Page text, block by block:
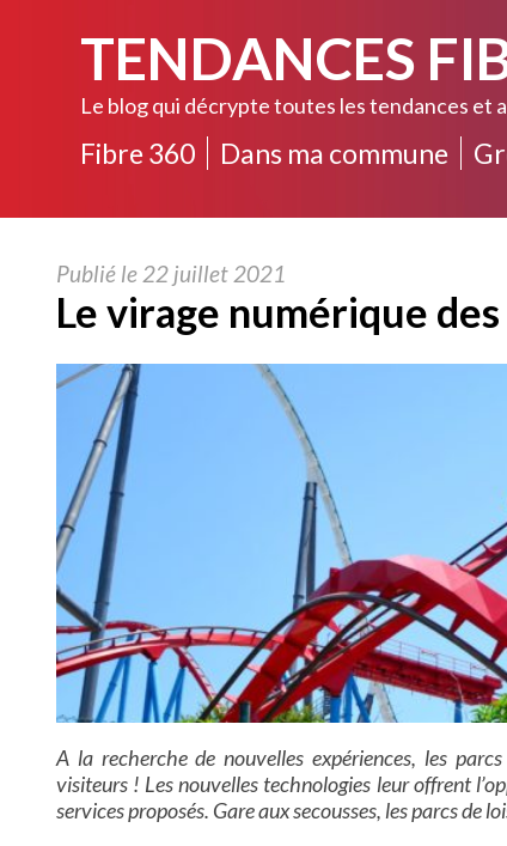
TENDANCES
Le blog qui décrypte toutes les tendances et
Fibre 360 Dans ma commune
Publié le 22 juillet 2021
Le virage numérique
A la recherche de nouvelles expériences, les
visiteurs ! Les nouvelles technologies leur offrent
services proposés. Gare aux secousses, les parcs de